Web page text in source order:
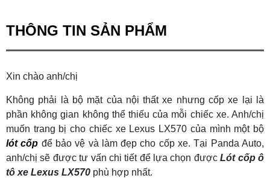
THÔNG TIN SẢN PHẨM
Xin chào anh/chị
Không phải là bộ mặt của nội thất xe nhưng cốp xe lại là
phần không gian không thể thiếu của mỗi chiếc xe. Anh/chị
muốn trang bị cho chiếc xe Lexus LX570 của mình một bộ
lót cốp để bảo vệ và làm đẹp cho cốp xe. Tại Panda Auto,
anh/chị sẽ được tư vấn chi tiết để lựa chọn đượcLót cốp ô
tô xe Lexus LX570 phù hợp nhất.